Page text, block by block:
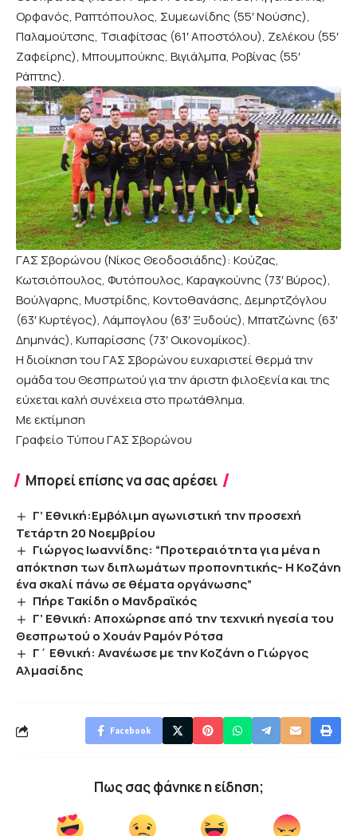
Ορφανός, Ραπτόπουλος, Συμεωνίδης (55′ Νούσης),
Παλαμούτσης, Τσιαφίτσας (61′ Αποστόλου), Ζελέκου (55′
Ζαφείρης), Μπουμπούκης, Βιγιάλμπα, Ροβίνας (55′
Ράπτης).
ΓΑΣ Σβορώνου (Νίκος Θεοδοσιάδης): Κούζας,
Κωτσιόπουλος, Φυτόπουλος, Καραγκούνης (73′ Βύρος),
Βούλγαρης, Μυστρίδης, Κοντοθανάσης, Δεμηρτζόγλου
(63′ Κυρτέγος), Λάμπογλου (63′ Ξυδούς), Μπατζώνης (63′
Δημηνάς), Κυπαρίσσης (73′ Οικονομίκος).
Η διοίκηση του ΓΑΣ Σβορώνου ευχαριστεί θερμά την
ομάδα του Θεσπρωτού για την άριστη φιλοξενία και της
εύχεται καλή συνέχεια στο πρωτάθλημα.
Με εκτίμηση
Γραφείο Τύπου ΓΑΣ Σβορώνου
Μπορεί επίσης να σας αρέσει
Γ’ Εθνική:Εμβόλιμη αγωνιστική την προσεχή
Τετάρτη 20 Νοεμβρίου
Γιώργος Ιωαννίδης: “Προτεραιότητα για μένα η
απόκτηση των διπλωμάτων προπονητικής- Η Κοζάνη
ένα σκαλί πάνω σε θέματα οργάνωσης”
Πήρε Τακίδη ο Μανδραϊκός
Γ’ Εθνική: Αποχώρησε από την τεχνική ηγεσία του
Θεσπρωτού ο Χουάν Ραμόν Ρότσα
Γ΄ Εθνική: Ανανέωσε με την Κοζάνη ο Γιώργος
Αλμασίδης
Facebook
Πως σας φάνηκε η είδηση;